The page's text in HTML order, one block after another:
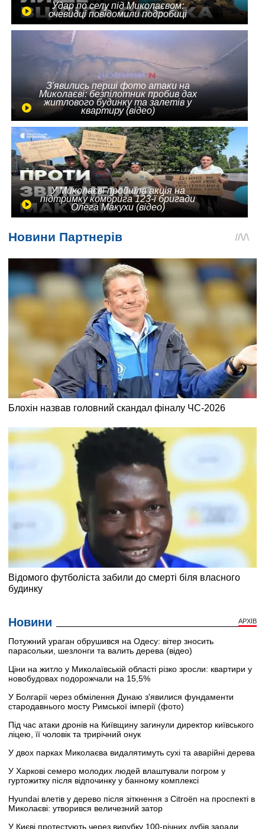
Удар по селу під Миколаєвом:
очевидці повідомили подробиці
З'явились перші фото атаки на
Миколаєві: безпілотник пробив дах
житлового будинку та залетів у
квартиру (відео)
У Миколаєві пройшла акція на
підтримку комбрига 123-ї бригади
Олега Макухи (відео)
Новини АРХІВ
Потужний ураган обрушився на Одесу: вітер зносить
парасольки, шезлонги та валить дерева (відео)
Ціни на житло у Миколаївській області різко зросли: квартири у
новобудовах подорожчали на 15,5%
У Болгарії через обмілення Дунаю з'явилися фундаменти
стародавнього мосту Римської імперії (фото)
Під час атаки дронів на Київщину загинули директор київського
ліцею, її чоловік та трирічний онук
У двох парках Миколаєва видалятимуть сухі та аварійні дерева
У Харкові семеро молодих людей влаштували погром у
гуртожитку після відпочинку у банному комплексі
Hyundai влетів у дерево після зіткнення з Citroën на проспекті в
Миколаєві: утворився величезний затор
У Києві протестують через вирубку 100-річних дубів заради